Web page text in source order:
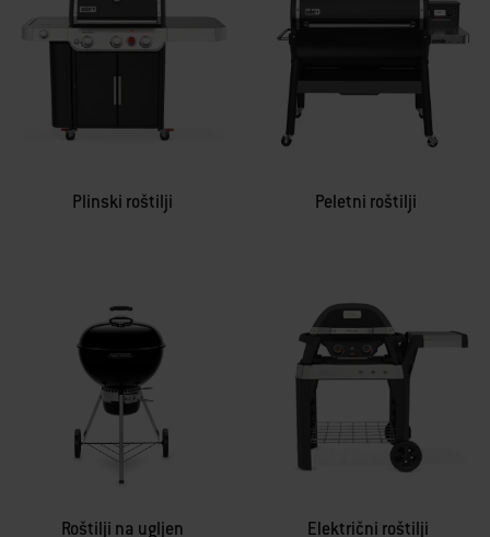
Plinski roštilji Peletni roštilji
Roštilji na ugljen Električni roštilji